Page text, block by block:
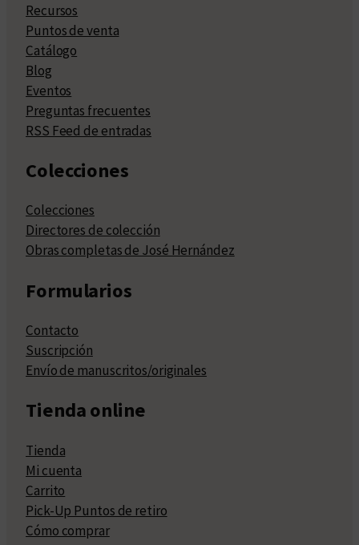
Recursos
Puntos de venta
Catálogo
Blog
Eventos
Preguntas frecuentes
RSS Feed de entradas
Colecciones
Colecciones
Directores de colección
Obras completas de José Hernández
Formularios
Contacto
Suscripción
Envío de manuscritos/originales
Tienda online
Tienda
Mi cuenta
Carrito
Pick-Up Puntos de retiro
Cómo comprar